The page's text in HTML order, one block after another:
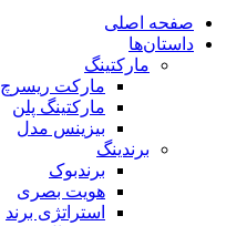
صفحه اصلی
داستان‌ها
مارکتینگ
مارکت ریسرچ
مارکتینگ پلن
بیزینس مدل
برندینگ
برندبوک
هویت بصری
استراتژی برند